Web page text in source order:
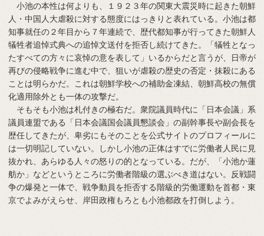
小池の本性は何よりも、１９２３年の関東大震災時に起きた朝鮮
人・中国人大虐殺に対する態度にはっきりと表れている。小池は都
知事就任の２年目から７年連続で、歴代都知事が行ってきた朝鮮人
犠牲者追悼式典への追悼文送付を拒否し続けてきた。「犠牲となっ
たすべての方々に哀悼の意を表して」いるからだと言うが、日帝が
再びの侵略戦争に進む中で、狙いが虐殺の歴史の否定・抹殺にある
ことは明らかだ。これは朝鮮学校への補助金凍結、朝鮮高校の無償
化適用除外とも一体の攻撃だ。
そもそも小池は札付きの極右だ。衆院議員時代に「日本会議」系
議員連盟である「日本会議国会議員懇談会」の副幹事長や副会長を
歴任してきたが、卑劣にもそのことを公式サイトのプロフィールに
は一切明記していない。しかし小池の正体はすでに労働者人民に見
抜かれ、あらゆる人々の怒りの的となっている。だが、「小池か蓮
舫か」などというところに労働者階級の選ぶべき道はない。反戦闘
争の爆発と一体で、戦争動員を拒否する階級的労働運動を首都・東
京でよみがえらせ、岸田政権もろとも小池都政を打倒しよう。